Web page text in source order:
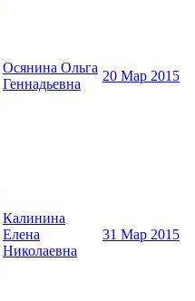
Осянина Ольга
Геннадьевна
20 Мар 2015
Калинина
Елена
Николаевна
31 Мар 2015